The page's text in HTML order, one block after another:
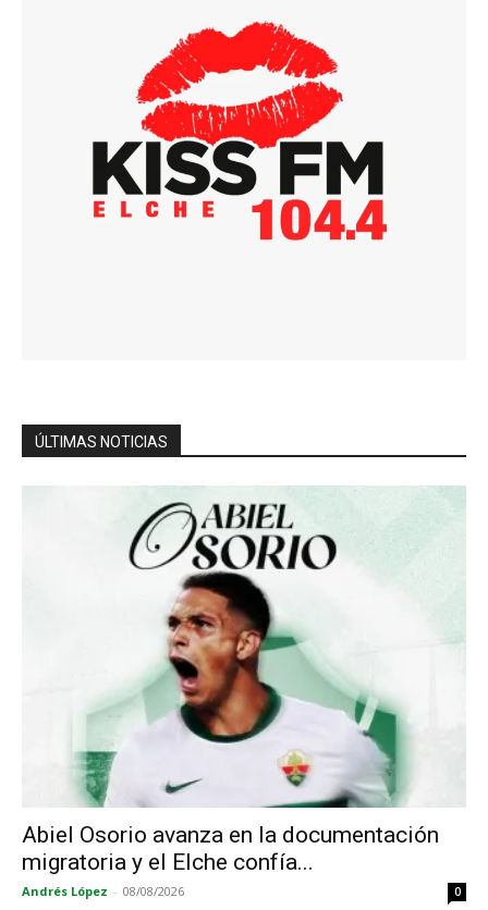
ÚLTIMAS NOTICIAS
Abiel Osorio avanza en la documentación
migratoria y el Elche confía...
Andrés López - 08/08/2026 0